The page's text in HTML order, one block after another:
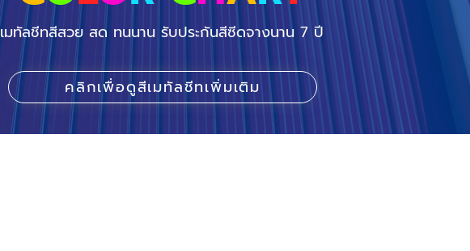
เมทัลชีทสีสวย สด ทนนาน รับประกันสีซีดจางนาน 7 ปี
คลิกเพื่อดูสีเมทัลชีทเพิ่มเติม